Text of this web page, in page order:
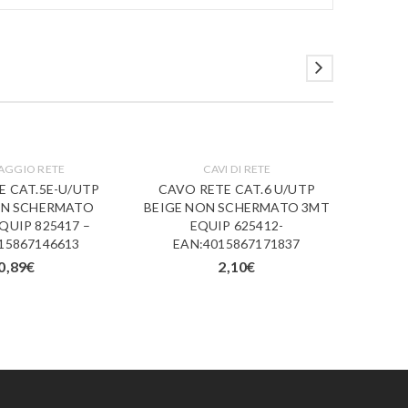
RETE
CAT.5E-U/UTP
SCHERMATO
825417 –
€
CAVI DI RETE
CAVO RETE CAT.6 U/UTP
BEIGE NON SCHERMATO 3MT
EQUIP 625412-
EAN:4015867171837
2,10€